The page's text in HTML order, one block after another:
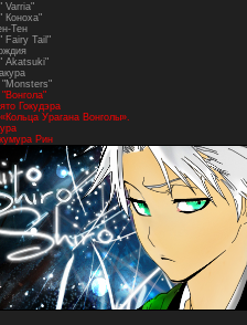
Varria"
Коноха"
Тен
Fairy Tail"
Akatsuki"
"Monsters"
"Вонгола"
Гокудэра
Урагана Вонголы».
Рин